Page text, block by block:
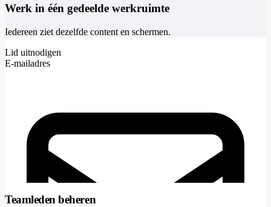
Werk in één gedeelde werkruimte
Iedereen ziet dezelfde content en schermen.
Lid uitnodigen
E-mailadres
Teamleden beheren